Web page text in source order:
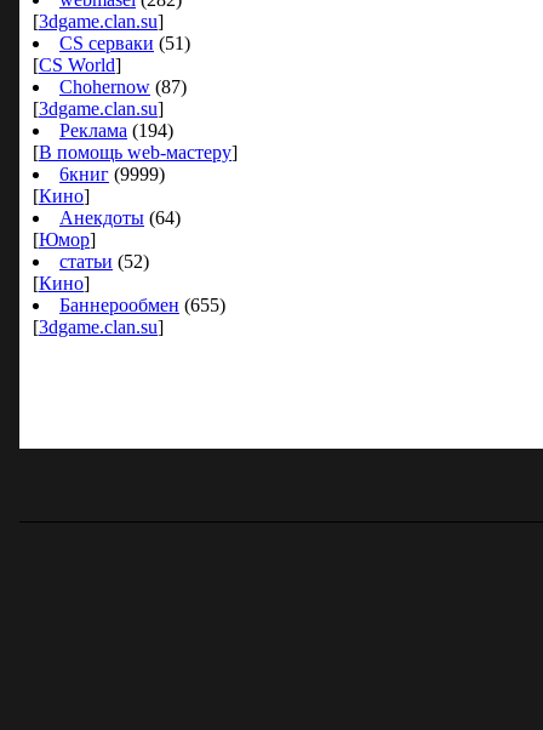
[3dgame.clan.su]
CS серваки (51)
[CS World]
Chohernow (87)
[3dgame.clan.su]
Реклама (194)
[В помощь web-мастеру]
6книг (9999)
[Кино]
Анекдоты (64)
[Юмор]
статьи (52)
[Кино]
Баннерообмен (655)
[3dgame.clan.su]